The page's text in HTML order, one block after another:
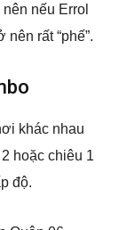
nếu Errol
rất “phế”.
khác nhau
hoặc chiêu 1
độ.